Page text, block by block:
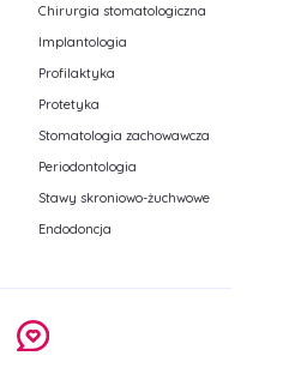
Chirurgia stomatologiczna
Implantologia
Profilaktyka
Protetyka
Stomatologia zachowawcza
Periodontologia
Stawy skroniowo-żuchwowe
Endodoncja